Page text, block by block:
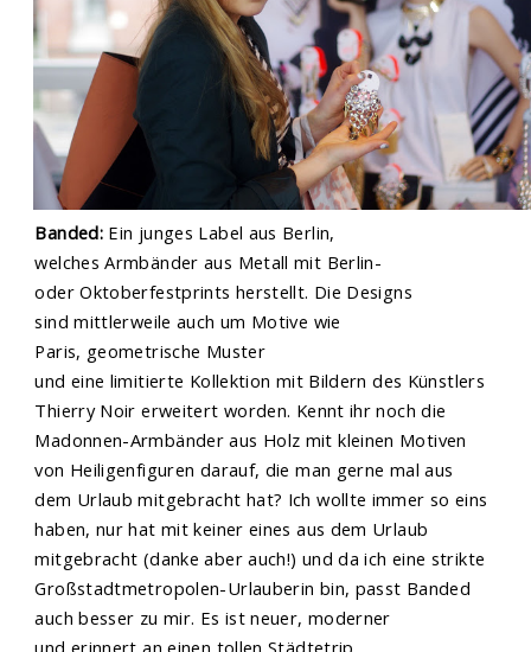
Banded: Ein junges Label aus Berlin,
welches Armbänder aus Metall mit Berlin-
oder Oktoberfestprints herstellt. Die Designs
sind mittlerweile auch um Motive wie
Paris, geometrische Muster
und eine limitierte Kollektion mit Bildern des Künstlers
Thierry Noir erweitert worden. Kennt ihr noch die
Madonnen-Armbänder aus Holz mit kleinen Motiven
von Heiligenfiguren darauf, die man gerne mal aus
dem Urlaub mitgebracht hat? Ich wollte immer so eins
haben, nur hat mit keiner eines aus dem Urlaub
mitgebracht (danke aber auch!) und da ich eine strikte
Großstadtmetropolen-Urlauberin bin, passt Banded
auch besser zu mir. Es ist neuer, moderner
und erinnert an einen tollen Städtetrip.